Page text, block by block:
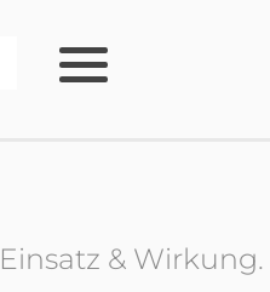
& Wirkung.